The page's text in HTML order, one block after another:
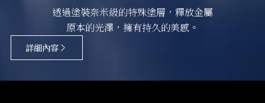
透過塗裝奈米級的特殊塗層，釋放金屬
原本的光澤，擁有持久的美感。
詳細內容